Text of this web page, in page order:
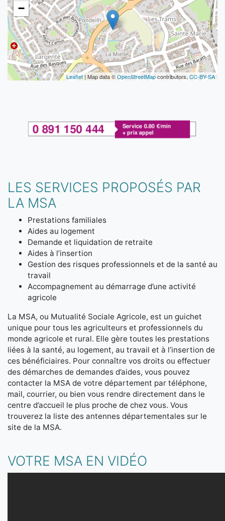
−
Leaflet| Map data ©OpenStreetMapcontributors, CC-BY-SA
LES SERVICES PROPOSÉS PAR
LA MSA
Prestations familiales
Aides au logement
Demande et liquidation de retraite
Aides à l’insertion
Gestion des risques professionnels et de la santé au
travail
Accompagnement au démarrage d’une activité
agricole
La MSA, ou Mutualité Sociale Agricole, est un guichet
unique pour tous les agriculteurs et professionnels du
monde agricole et rural. Elle gère toutes les prestations
liées à la santé, au logement, au travail et à l’insertion de
ces bénéficiaires. Pour connaître vos droits ou effectuer
des démarches de demandes d’aides, vous pouvez
contacter la MSA de votre département par téléphone,
mail, courrier, ou bien vous rendre directement dans le
centre d’accueil le plus proche de chez vous. Vous
trouverez la liste des antennes départementales sur le
site de la MSA.
VOTRE MSA EN VIDÉO